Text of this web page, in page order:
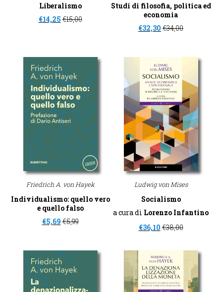
Liberalismo
€14,25€15,00
Studi di filosofia, politica ed
economia
€32,30 €34,00
Friedrich A. von Hayek
Individualismo: quello vero
e quello falso
€5,69€5,99
Ludwig von Mises
Socialismo
a cura di Lorenzo Infantino
€36,10€38,00